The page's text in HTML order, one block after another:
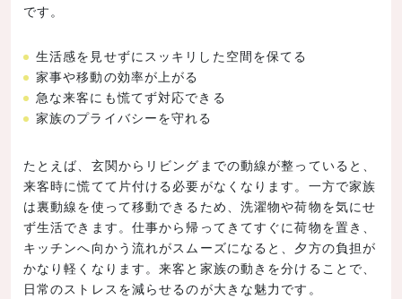
です。
生活感を見せずにスッキリした空間を保てる
家事や移動の効率が上がる
急な来客にも慌てず対応できる
家族のプライバシーを守れる
たとえば、玄関からリビングまでの動線が整っていると、
来客時に慌てて片付ける必要がなくなります。一方で家族
は裏動線を使って移動できるため、洗濯物や荷物を気にせ
ず生活できます。仕事から帰ってきてすぐに荷物を置き、
キッチンへ向かう流れがスムーズになると、夕方の負担が
かなり軽くなります。来客と家族の動きを分けることで、
日常のストレスを減らせるのが大きな魅力です。